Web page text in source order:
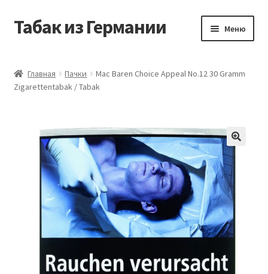
Перейти
Перейти
Табак из Германии Меню
Аккаунт
Корзина
Магазин
Оформление заказа
Главная Пачки
Mac Baren Choice Appeal No.12 30 Gramm
Zigarettentabak / Tabak